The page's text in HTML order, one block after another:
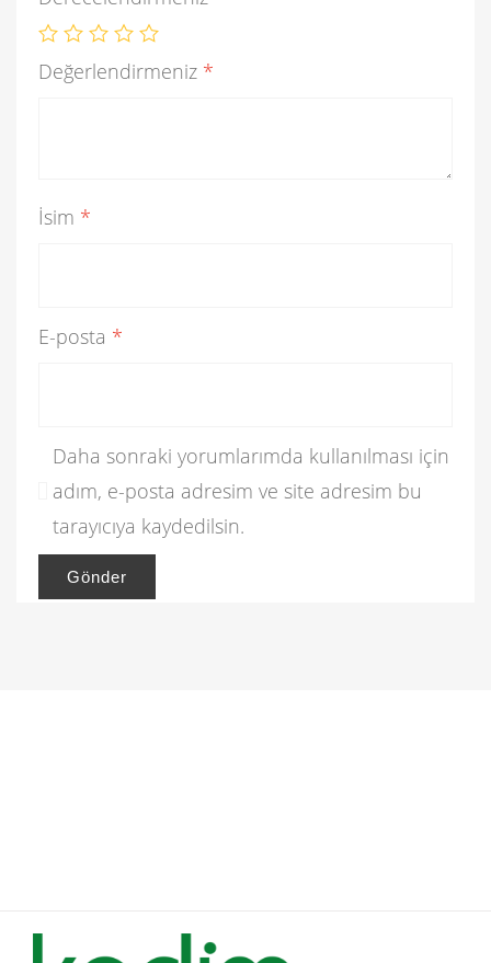
Değerlendirmeniz *
İsim *
E-posta *
Daha sonraki yorumlarımda kullanılması için
adım, e-posta adresim ve site adresim bu
tarayıcıya kaydedilsin.